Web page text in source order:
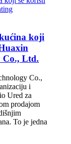
koji
Co., Ltd.
Co.,
i
Ured za
prodajom
To je jedna